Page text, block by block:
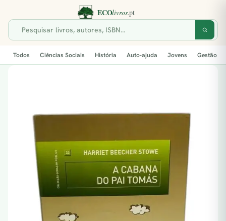
Todos Ciências Sociais História Auto-ajuda Jovens Gestão